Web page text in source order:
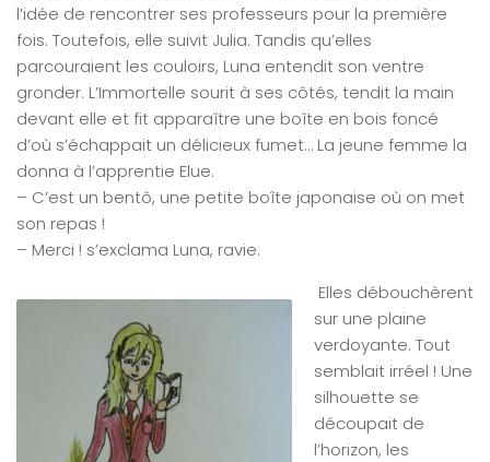
l’idée de rencontrer ses professeurs pour la première
fois. Toutefois, elle suivit Julia. Tandis qu’elles
parcouraient les couloirs, Luna entendit son ventre
gronder. L’Immortelle sourit à ses côtés, tendit la main
devant elle et fit apparaître une boîte en bois foncé
d’où s’échappait un délicieux fumet… La jeune femme la
donna à l’apprentie Elue.
– C’est un bentô, une petite boîte japonaise où on met
son repas !
– Merci ! s’exclama Luna, ravie.
Elles débouchèrent
sur une plaine
verdoyante. Tout
semblait irréel ! Une
silhouette se
découpait de
l’horizon, les